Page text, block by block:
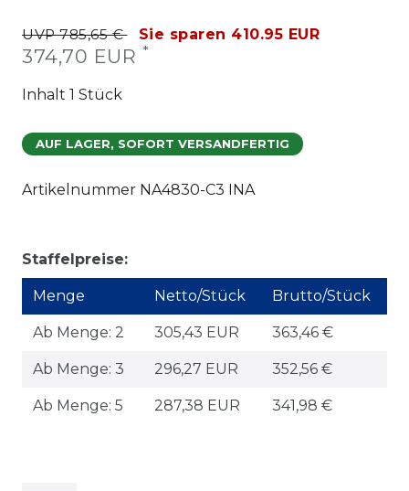
UVP 785,65 € Sie sparen 410.95 EUR
374,70 EUR *
Inhalt 1 Stück
AUF LAGER, SOFORT VERSANDFERTIG
Artikelnummer NA4830-C3 INA
Staffelpreise:
Menge Netto/Stück Brutto/Stück
Ab Menge: 2 305,43 EUR 363,46 €
Ab Menge: 3 296,27 EUR 352,56 €
Ab Menge: 5 287,38 EUR 341,98 €